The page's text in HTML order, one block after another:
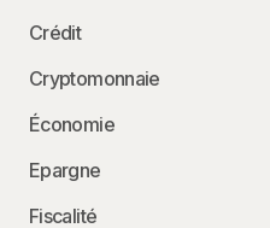
Crédit
Cryptomonnaie
Économie
Epargne
Fiscalité